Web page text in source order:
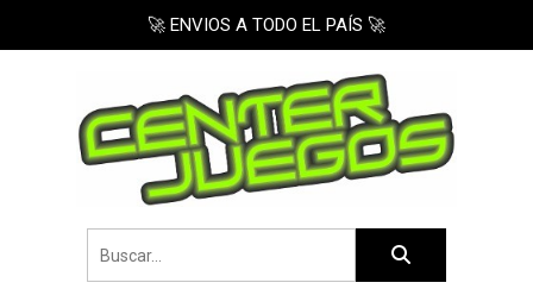
🚀 ENVIOS A TODO EL PAÍS 🚀